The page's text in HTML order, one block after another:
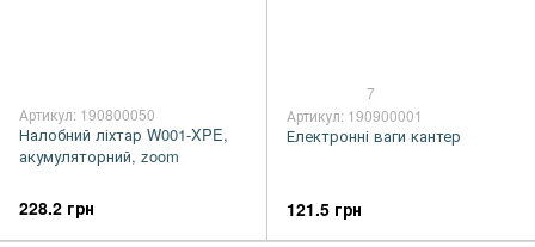
Артикул: 190800050
Налобний ліхтар W001-XPE,
акумуляторний, zoom
228.2 грн
7
Артикул: 190900001
Електронні ваги кантер
121.5 грн